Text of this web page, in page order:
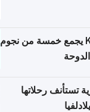
حفل KARAKK 2026 يجمع خمسة من نجوم
تستأنف رحلاتها